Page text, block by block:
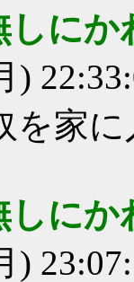
しに
)
を家
しに
)